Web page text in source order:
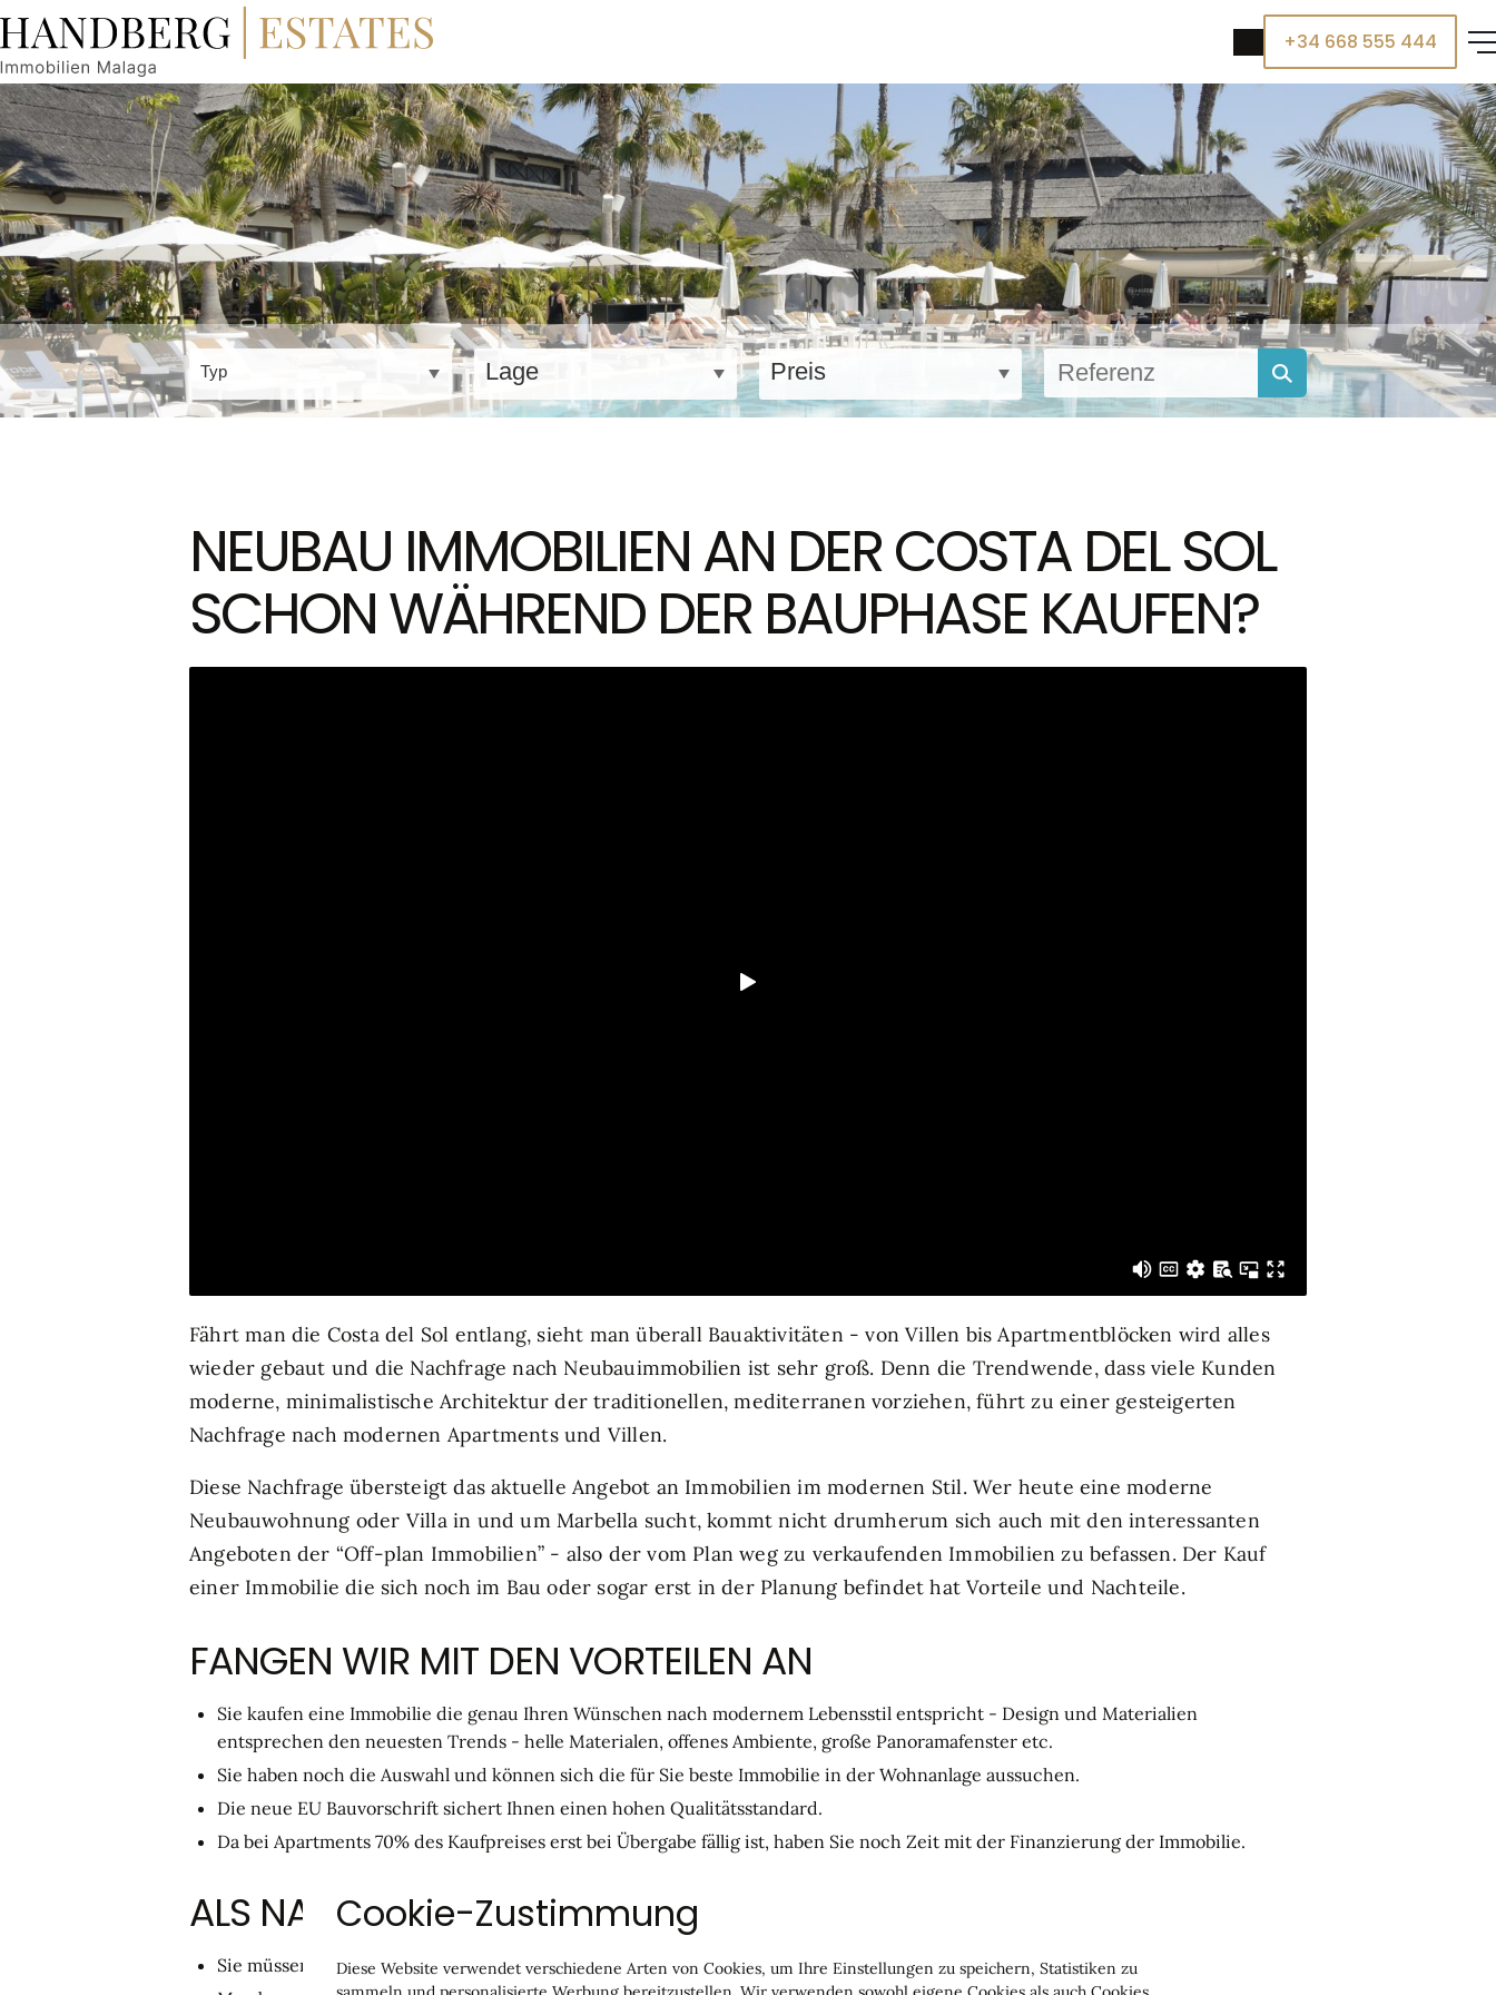
+34 668 555 444
NEUBAU IMMOBILIEN AN DER COSTA DEL SOL
SCHON WÄHREND DER BAUPHASE KAUFEN?
Fährt man die Costa del Sol entlang, sieht man überall Bauaktivitäten - von Villen bis Apartmentblöcken wird alles
wieder gebaut und die Nachfrage nach Neubauimmobilien ist sehr groß. Denn die Trendwende, dass viele Kunden
moderne, minimalistische Architektur der traditionellen, mediterranen vorziehen, führt zu einer gesteigerten
Nachfrage nach modernen Apartments und Villen.
Diese Nachfrage übersteigt das aktuelle Angebot an Immobilien im modernen Stil. Wer heute eine moderne
Neubauwohnung oder Villa in und um Marbella sucht, kommt nicht drumherum sich auch mit den interessanten
Angeboten der “Off-plan Immobilien” - also der vom Plan weg zu verkaufenden Immobilien zu befassen. Der Kauf
einer Immobilie die sich noch im Bau oder sogar erst in der Planung befindet hat Vorteile und Nachteile.
FANGEN WIR MIT DEN VORTEILEN AN
Sie kaufen eine Immobilie die genau Ihren Wünschen nach modernem Lebensstil entspricht - Design und Materialien
entsprechen den neuesten Trends - helle Materialen, offenes Ambiente, große Panoramafenster etc.
Sie haben noch die Auswahl und können sich die für Sie beste Immobilie in der Wohnanlage aussuchen.
Die neue EU Bauvorschrift sichert Ihnen einen hohen Qualitätsstandard.
Da bei Apartments 70% des Kaufpreises erst bei Übergabe fällig ist, haben Sie noch Zeit mit der Finanzierung der Immobilie.
ALS NACHTEIL WIRD OFT EMPFUNDEN
Sie müssen bis zu 18 Monate auf Ihre neue Immobilie warten und können nicht gleich einziehen.
Cookie-Zustimmung
Diese Website verwendet verschiedene Arten von Cookies, um Ihre Einstellungen zu speichern, Statistiken zu